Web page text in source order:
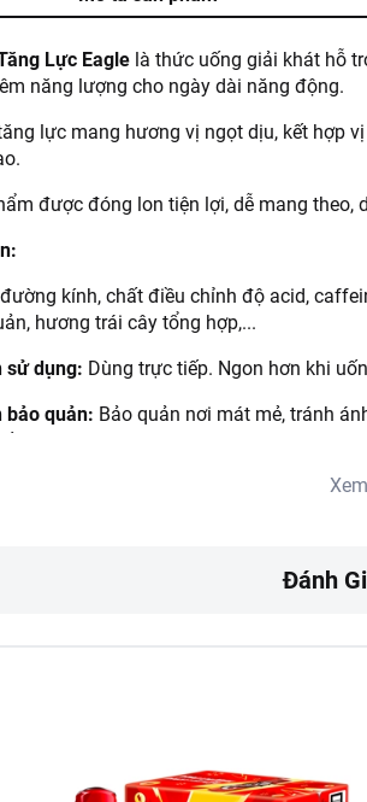
Lực Eagle là thức uống giải khát hỗ
năng lượng cho ngày dài năng động.
lực mang hương vị ngọt dịu, kết hợp
được đóng lon tiện lợi, dễ mang theo,
kính, chất điều chỉnh độ acid,
hương trái cây tổng hợp,...
sử dụng: Dùng trực tiếp. Ngon hơn khi
bảo quản: Bảo quản nơi mát mẻ, tránh
nhanh.
Đánh